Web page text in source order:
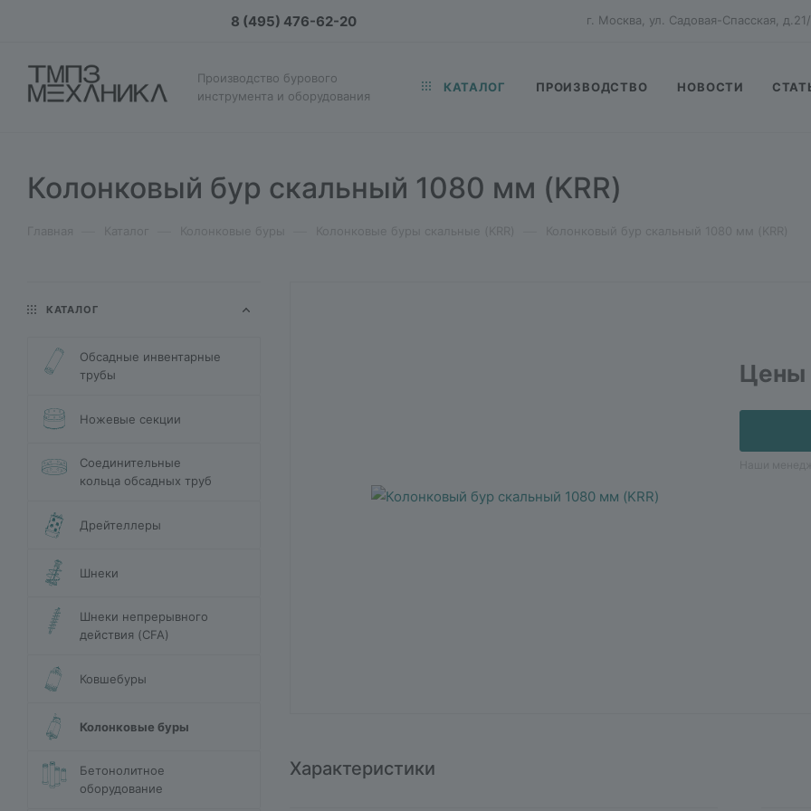
8 (495) 476-62-20 г. Москва, ул. Садовая-Спасская,
Производство бурового
инструмента и оборудования
КАТАЛОГ ПРОИЗВОДСТВО НОВОСТИ
Колонковый бур скальный 1080 мм (KRR)
Цены
Характеристики
КАТАЛОГ
Обсадные инвентарные
трубы
Ножевые секции
Соединительные
кольца обсадных труб
Дрейтеллеры
Шнеки
Шнеки непрерывного
действия (CFA)
Ковшебуры
Колонковые буры
Бетонолитное
оборудование